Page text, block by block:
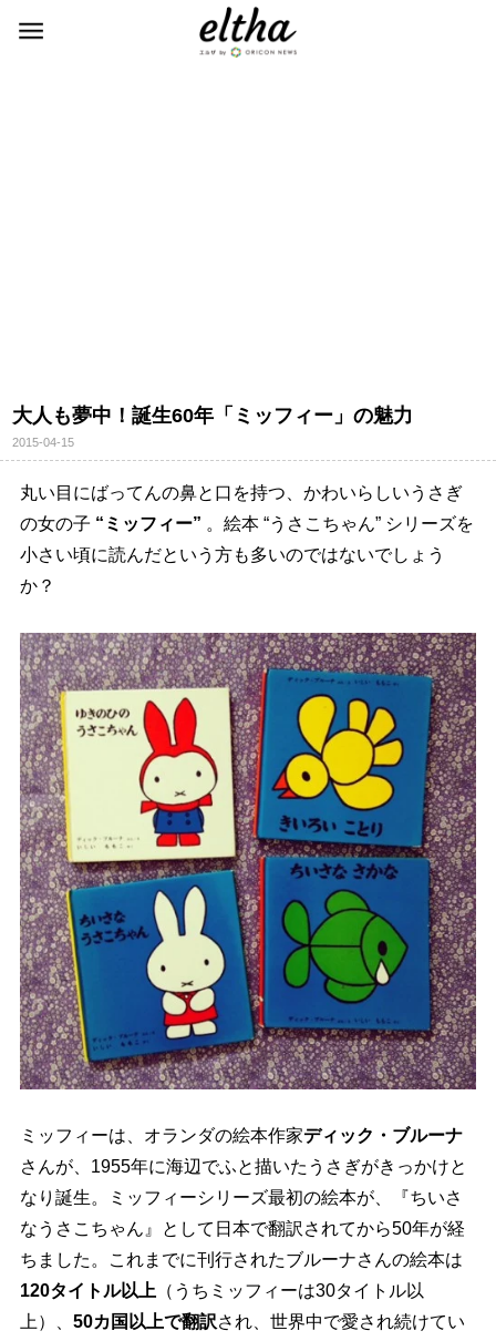
大人も夢中！誕生60年「ミッフィー」の魅力
2015-04-15
丸い目にばってんの鼻と口を持つ、かわいらしいうさぎ
の女の子 “ミッフィー” 。絵本 “うさこちゃん” シリーズを
小さい頃に読んだという方も多いのではないでしょう
か？
ミッフィーは、オランダの絵本作家ディック・ブルーナ
さんが、1955年に海辺でふと描いたうさぎがきっかけと
なり誕生。ミッフィーシリーズ最初の絵本が、『ちいさ
なうさこちゃん』として日本で翻訳されてから50年が経
ちました。これまでに刊行されたブルーナさんの絵本は
120タイトル以上 （うちミッフィーは30タイトル以
上）、 50カ国以上で翻訳され、世界中で愛され続けてい